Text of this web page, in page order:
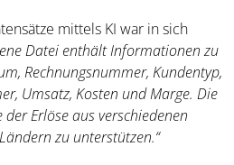
mittels KI war in sich
Datei enthält Informationen zu
Rechnungsnummer, Kundentyp,
Umsatz, Kosten und Marge. Die
Erlöse aus verschiedenen
zu unterstützen.“